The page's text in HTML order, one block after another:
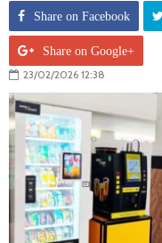
Share on Facebook
Share on Google+
23/02/2026 12:38